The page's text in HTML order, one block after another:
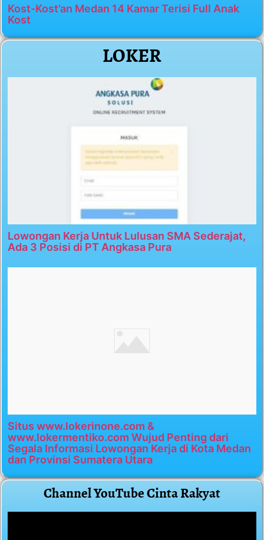
Kost-Kost’an Medan 14 Kamar Terisi Full Anak
Kost
LOKER
Lowongan Kerja Untuk Lulusan SMA Sederajat,
Ada 3 Posisi di PT Angkasa Pura
Situs www.lokerinone.com &
www.lokermentiko.com Wujud Penting dari
Segala Informasi Lowongan Kerja di Kota Medan
dan Provinsi Sumatera Utara
Channel YouTube Cinta Rakyat